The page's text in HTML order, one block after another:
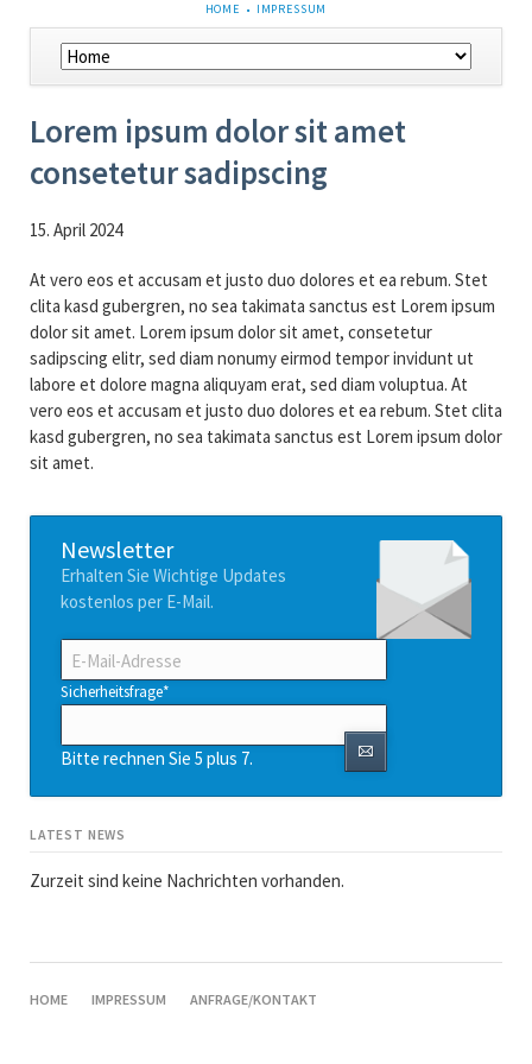
NAVIGATION
ÜBERSPRINGEN
HOME IMPRESSUM
Navigation
überspringen
Lorem ipsum dolor sit amet
consetetur sadipscing
15. April 2024
At vero eos et accusam et justo duo dolores et ea rebum. Stet
clita kasd gubergren, no sea takimata sanctus est Lorem ipsum
dolor sit amet. Lorem ipsum dolor sit amet, consetetur
sadipscing elitr, sed diam nonumy eirmod tempor invidunt ut
labore et dolore magna aliquyam erat, sed diam voluptua. At
vero eos et accusam et justo duo dolores et ea rebum. Stet clita
kasd gubergren, no sea takimata sanctus est Lorem ipsum dolor
sit amet.
Newsletter
Erhalten Sie Wichtige Updates
kostenlos per E-Mail.
E-
Mail-
Adresse
Pflichtfeld
Sicherheitsfrage*
Bitte rechnen Sie 5 plus 7.
LATEST NEWS
Zurzeit sind keine Nachrichten vorhanden.
NAVIGATION
HOME IMPRESSUM ANFRAGE/KONTAKT